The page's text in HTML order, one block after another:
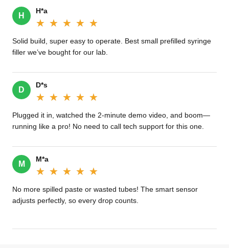
H
H*a
★★★★★
★★★★★
Solid build, super easy to operate. Best small prefilled syringe
filler we’ve bought for our lab.
D
D*s
★★★★★
★★★★★
Plugged it in, watched the 2-minute demo video, and boom—
running like a pro! No need to call tech support for this one.
M
M*a
★★★★★
★★★★★
No more spilled paste or wasted tubes! The smart sensor
adjusts perfectly, so every drop counts.